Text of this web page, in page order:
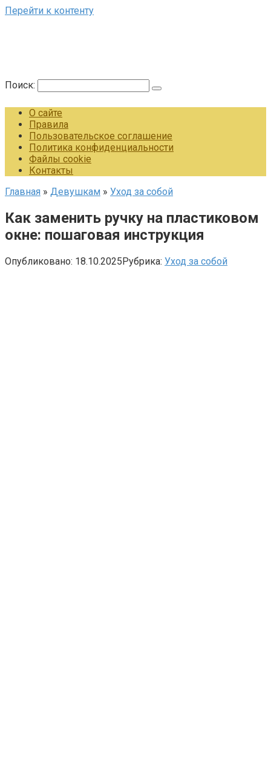
Перейти к контенту
Поиск:
О сайте
Правила
Пользовательское соглашение
Политика конфиденциальности
Файлы cookie
Контакты
Главная » Девушкам » Уход за собой
Как заменить ручку на пластиковом
окне: пошаговая инструкция
Опубликовано: 18.10.2025Рубрика: Уход за собой